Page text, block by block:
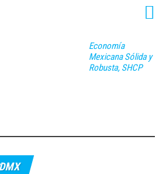
Economía
Mexicana Sólida y
Robusta, SHCP